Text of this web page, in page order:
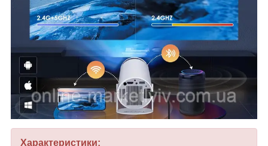
Характеристики: